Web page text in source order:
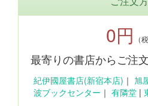
0円 （
最寄りの書店からご注文
紀伊國屋書店(新宿本店) ｜ 旭
波ブックセンター ｜ 有隣堂 |